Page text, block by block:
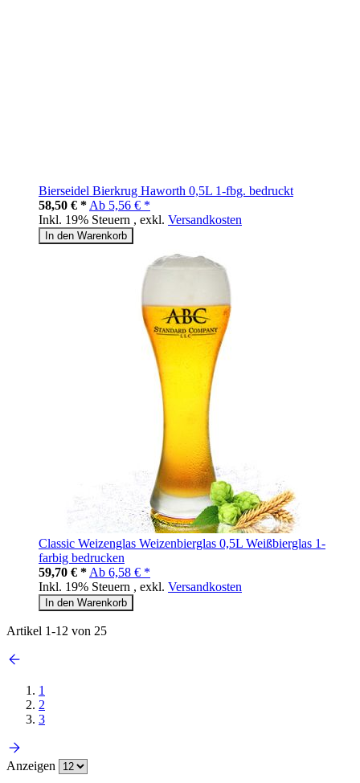
Bierseidel Bierkrug Haworth 0,5L 1-fbg. bedruckt
58,50 € * Ab 5,56 € *
Inkl. 19% Steuern , exkl. Versandkosten
In den Warenkorb
Classic Weizenglas Weizenbierglas 0,5L Weißbierglas 1-
farbig bedrucken
59,70 € * Ab 6,58 € *
Inkl. 19% Steuern , exkl. Versandkosten
In den Warenkorb
Artikel 1-12 von 25
1
2
3
Anzeigen